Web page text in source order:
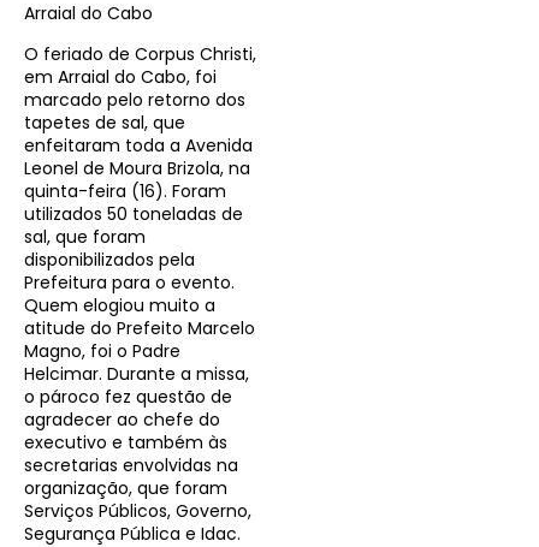
Arraial do Cabo
O feriado de Corpus Christi,
em Arraial do Cabo, foi
marcado pelo retorno dos
tapetes de sal, que
enfeitaram toda a Avenida
Leonel de Moura Brizola, na
quinta-feira (16). Foram
utilizados 50 toneladas de
sal, que foram
disponibilizados pela
Prefeitura para o evento.
Quem elogiou muito a
atitude do Prefeito Marcelo
Magno, foi o Padre
Helcimar. Durante a missa,
o pároco fez questão de
agradecer ao chefe do
executivo e também às
secretarias envolvidas na
organização, que foram
Serviços Públicos, Governo,
Segurança Pública e Idac.